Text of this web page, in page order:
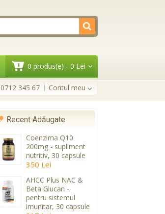
0 produs(e) - 0 Lei
0712 345 67 Contul meu
Recent Adăugate
Coenzima Q10
200mg - supliment
nutritiv, 30 capsule
350 Lei
AHCC Plus NAC &
Beta Glucan -
pentru sistemul
imunitar, 30 capsule